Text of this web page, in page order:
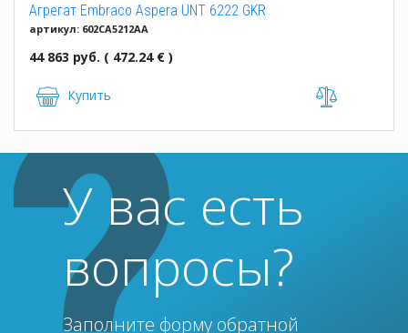
Агрегат Embraco Aspera UNT 6222 GKR
артикул: 602CA5212AA
44 863 руб. ( 472.24 € )
Купить
У вас есть
вопросы?
Заполните форму обратной